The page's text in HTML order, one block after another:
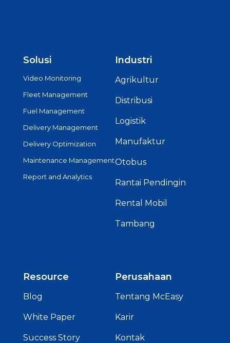
Solusi
Video Monitoring
Fleet Management
Fuel Management
Delivery Management
Delivery Optimization
Maintenance Management
Report and Analytics
Industri
Agrikultur
Distribusi
Logistik
Manufaktur
Otobus
Rantai Pendingin
Rental Mobil
Tambang
Resource
Blog
White Paper
Success Story
Perusahaan
Tentang McEasy
Karir
Kontak